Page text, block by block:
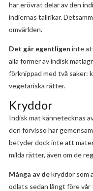
har erövrat delar av den
indiernas tallrikar.
omvärlden.
Det går egentligen inte
alla former av indisk
förknippad med två
vegetariska rätter.
Kryddor
Indisk mat kännetecknas
den förvisso har
betyder dock inte att
milda rätter, även om de
Många av dekryddor som
odlats sedan långt före